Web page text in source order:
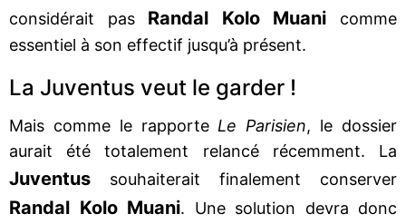
considérait pas Randal Kolo Muani comme
essentiel à son effectif jusqu’à présent.
La Juventus veut le garder !
Mais comme le rapporte Le Parisien, le dossier
aurait été totalement relancé récemment. La
Juventus souhaiterait finalement conserver
Randal Kolo Muani. Une solution devra donc